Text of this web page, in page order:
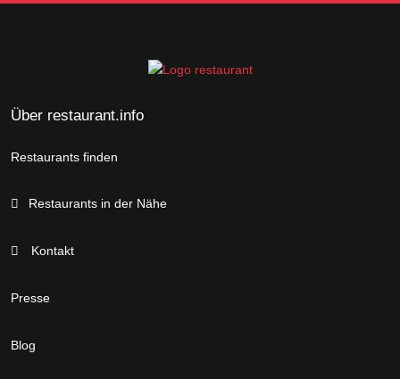
Über restaurant.info
Restaurants finden
Restaurants in der Nähe
Kontakt
Presse
Blog